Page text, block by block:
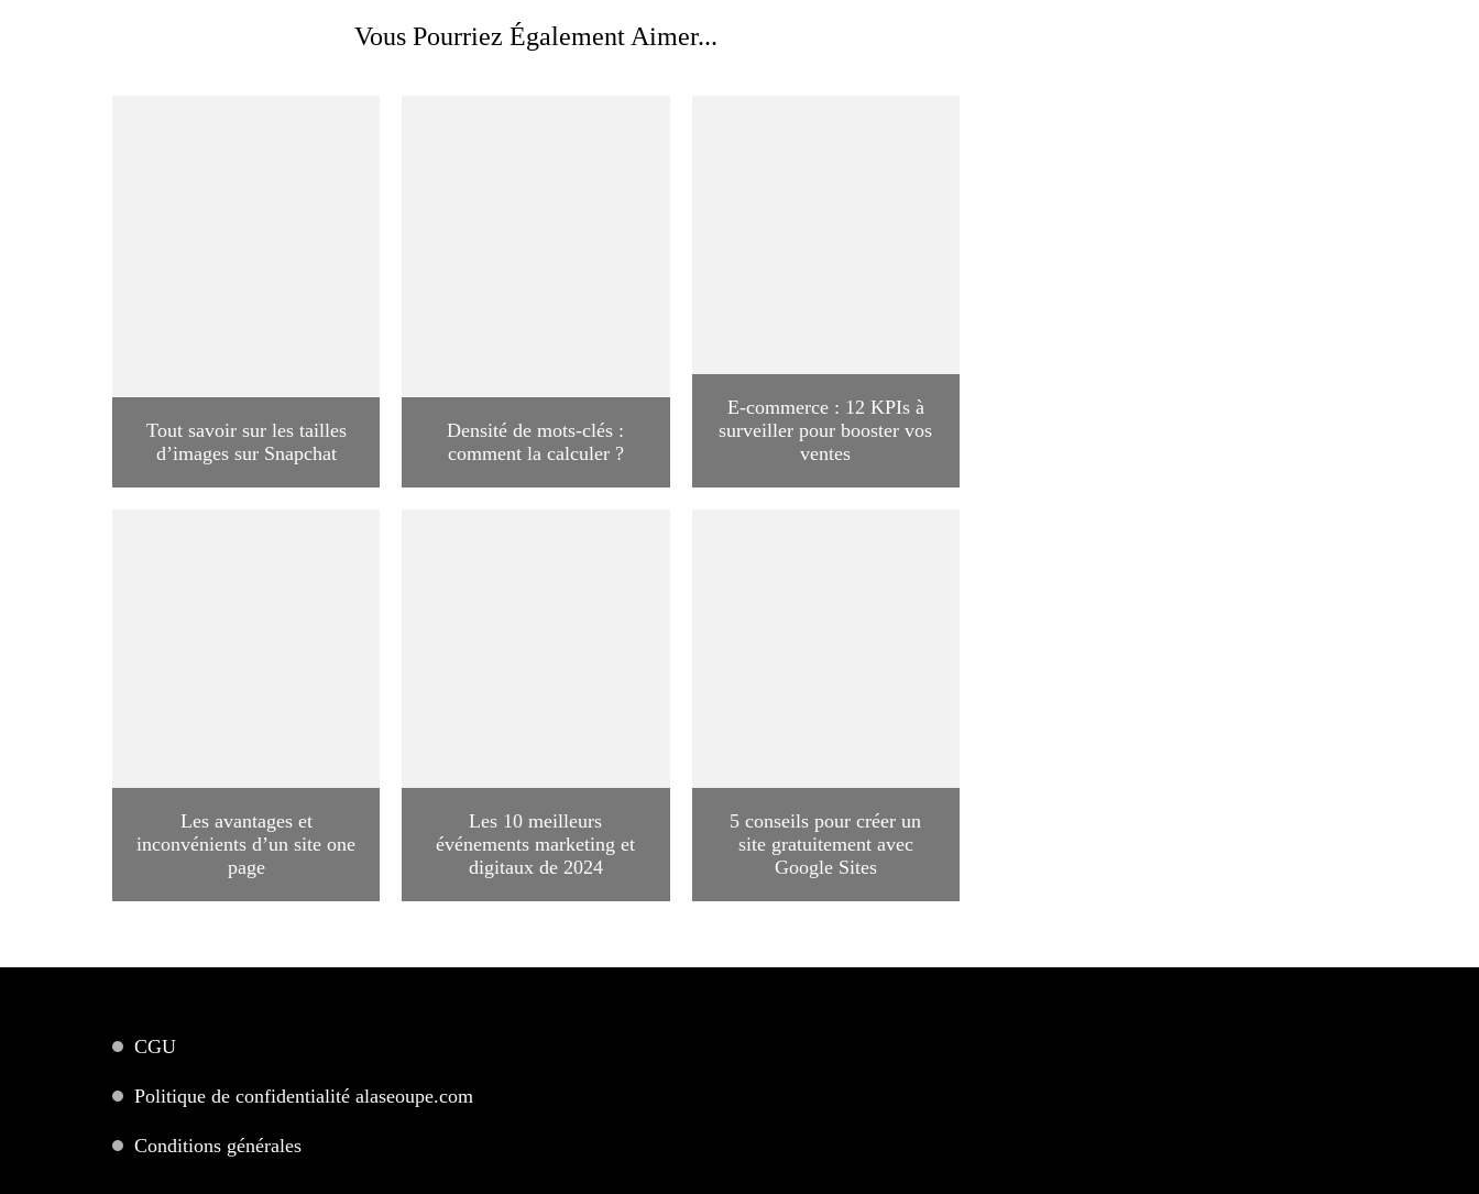
Vous Pourriez Également Aimer...
Tout savoir sur les tailles
d’images sur Snapchat
Densité de mots-clés :
comment la calculer ?
E-commerce : 12 KPIs à
surveiller pour booster vos
ventes
Les avantages et
inconvénients d’un site one
page
Les 10 meilleurs
événements marketing et
digitaux de 2024
5 conseils pour créer un
site gratuitement avec
Google Sites
CGU
Politique de confidentialité alaseoupe.com
Conditions générales